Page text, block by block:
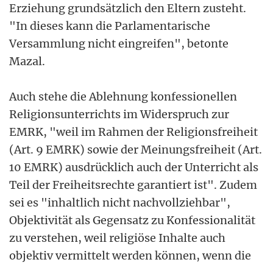
Erziehung grundsätzlich den Eltern zusteht.
"In dieses kann die Parlamentarische
Versammlung nicht eingreifen", betonte
Mazal.
Auch stehe die Ablehnung konfessionellen
Religionsunterrichts im Widerspruch zur
EMRK, "weil im Rahmen der Religionsfreiheit
(Art. 9 EMRK) sowie der Meinungsfreiheit (Art.
10 EMRK) ausdrücklich auch der Unterricht als
Teil der Freiheitsrechte garantiert ist". Zudem
sei es "inhaltlich nicht nachvollziehbar",
Objektivität als Gegensatz zu Konfessionalität
zu verstehen, weil religiöse Inhalte auch
objektiv vermittelt werden können, wenn die